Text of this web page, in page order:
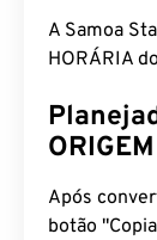
A Samoa
HORÁRIA
Após
botão